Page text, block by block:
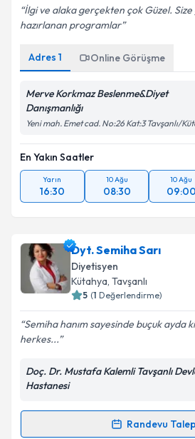
İlgi ve alaka gerçekten çok Güzel.
hazırlanan programlar
Adres 1 Online Görüşme
Merve Korkmaz Beslenme&Diyet
Danışmanlığı
Yeni mah. Emet cad. No:26 Kat:3 Tavşanlı/
En Yakın Saatler
Yarın
16:30
10 Ağu
08:30
10 Ağu
09:00
Dyt. Semiha Sarı
Diyetisyen
Kütahya, Tavşanlı
5 (1 Değerlendirme)
Semiha hanım sayesinde buçuk ayda
herkes...
Doç. Dr. Mustafa Kalemli Tavşanlı
Hastanesi
Randevu
Randevu Takvimi Talebi